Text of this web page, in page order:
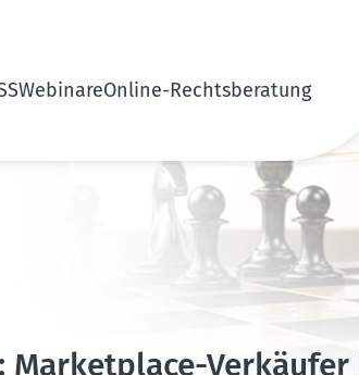
WebinareOnline-Rechtsberatung
Market­place-